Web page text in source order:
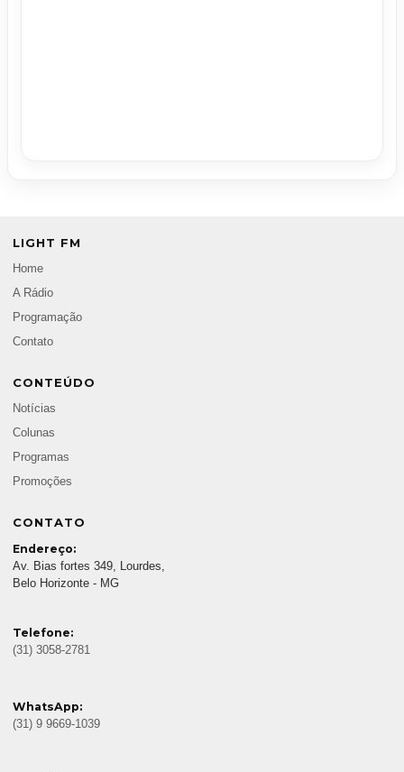
LIGHT FM
Home
A Rádio
Programação
Contato
CONTEÚDO
Notícias
Colunas
Programas
Promoções
CONTATO
Endereço:
Av. Bias fortes 349, Lourdes,
Belo Horizonte - MG
Telefone:
(31) 3058-2781
WhatsApp:
(31) 9 9669-1039